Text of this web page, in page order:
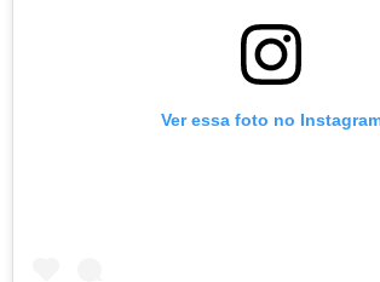
Ver essa foto no